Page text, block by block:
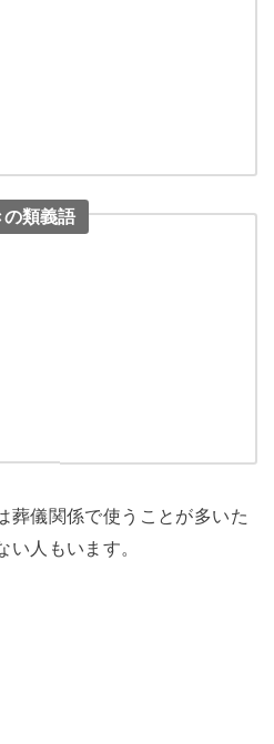
の類義語
葬儀関係で使うことが多いた
人もいます。